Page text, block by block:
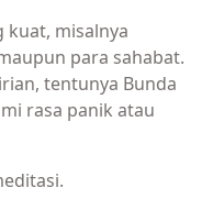
kuat, misalnya
para sahabat.
tentunya Bunda
rasa panik atau